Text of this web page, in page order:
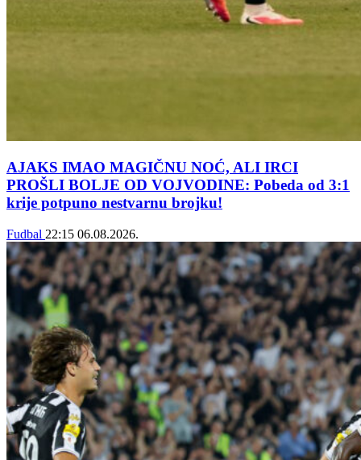
AJAKS IMAO MAGIČNU NOĆ, ALI IRCI
PROŠLI BOLJE OD VOJVODINE: Pobeda od 3:1
krije potpuno nestvarnu brojku!
Fudbal 22:15 06.08.2026.